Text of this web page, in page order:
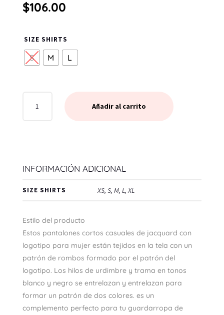
$106.00
SIZE SHIRTS
S M L
EMPIRE
CANTIDAD
Añadir al carrito
INFORMACIÓN ADICIONAL
SIZE SHIRTS XS, S, M, L, XL
Estilo del producto
Estos pantalones cortos casuales de jacquard con
logotipo para mujer están tejidos en la tela con un
patrón de rombos formado por el patrón del
logotipo. Los hilos de urdimbre y trama en tonos
blanco y negro se entrelazan y entrelazan para
formar un patrón de dos colores. es un
complemento perfecto para tu guardarropa de